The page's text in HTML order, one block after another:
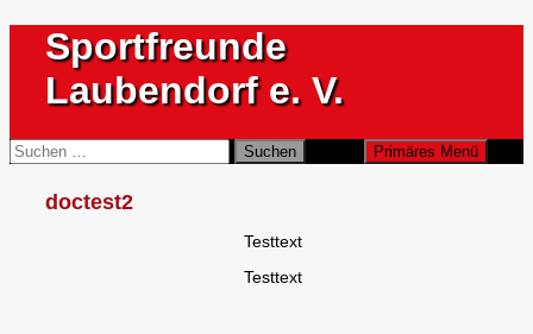
Inhalt
springen
Sportfreunde
Laubendorf e. V.
Suchen Primäres Menü
Suchen
nach:
doctest2
Testtext
Testtext